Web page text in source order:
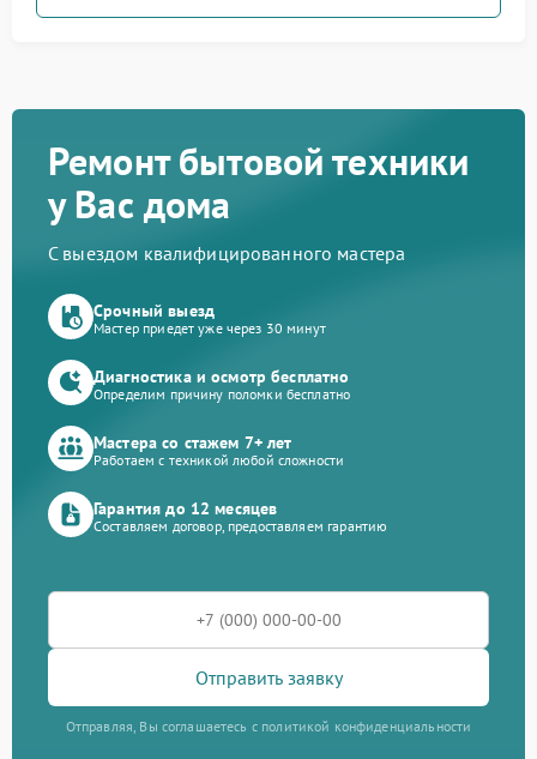
Ремонт бытовой техники
у Вас дома
С выездом квалифицированного мастера
Срочный выезд
Мастер приедет уже через 30 минут
Диагностика и осмотр бесплатно
Определим причину поломки бесплатно
Мастера со стажем 7+ лет
Работаем с техникой любой сложности
Гарантия до 12 месяцев
Составляем договор, предоставляем гарантию
Отправить заявку
Отправляя, Вы соглашаетесь с политикой конфиденциальности